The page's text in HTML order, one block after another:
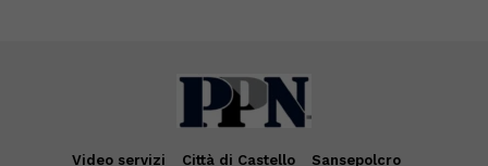
Video servizi Città di Castello
Sansepolcro